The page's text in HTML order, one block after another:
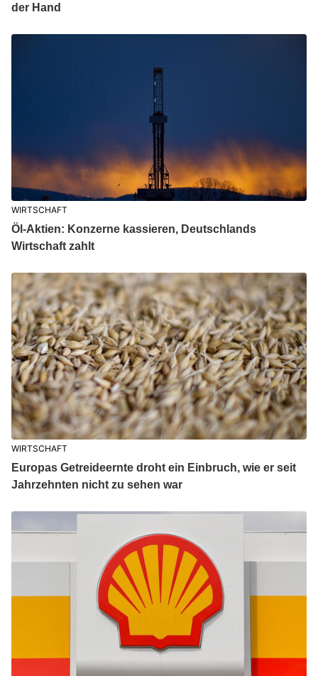
der Hand
WIRTSCHAFT
Öl-Aktien: Konzerne kassieren, Deutschlands
Wirtschaft zahlt
WIRTSCHAFT
Europas Getreideernte droht ein Einbruch, wie er seit
Jahrzehnten nicht zu sehen war